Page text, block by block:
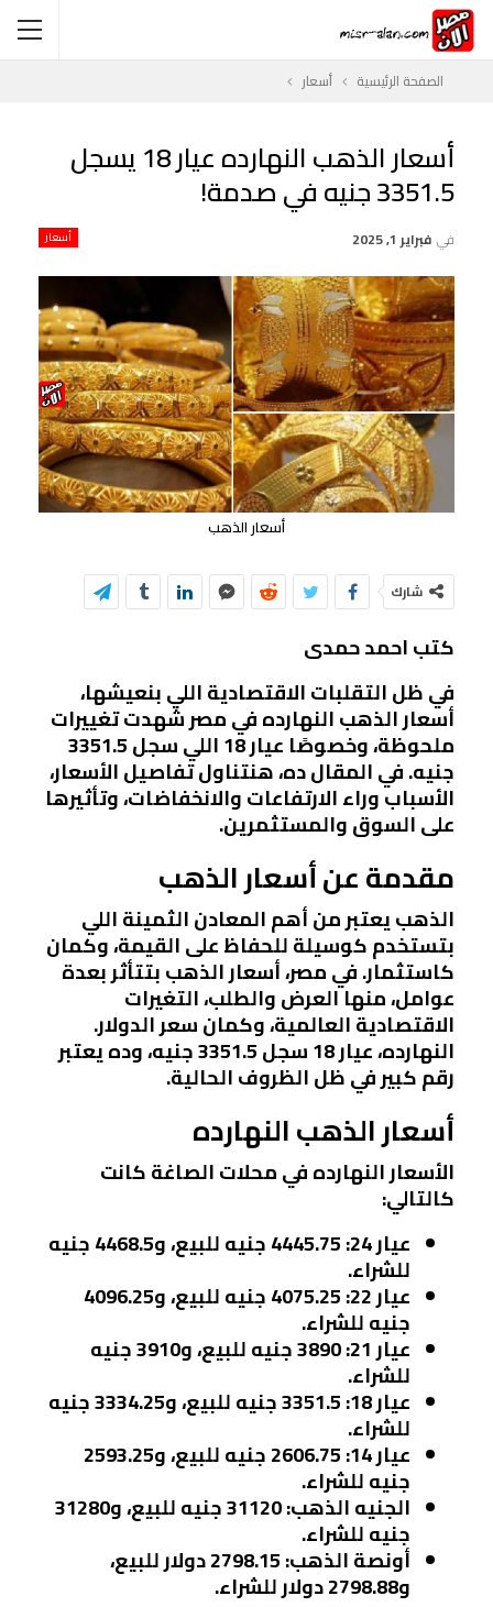
الصفحة الرئيسية أسعار
أسعار الذهب النهارده عيار 18 يسجل
3351.5 جنيه في صدمة!
أسعار في فبراير 1, 2025
أسعار الذهب
شارك
كتب احمد حمدى
في ظل التقلبات الاقتصادية اللي بنعيشها،
أسعار الذهب النهارده في مصر شهدت تغييرات
ملحوظة، وخصوصًا عيار 18 اللي سجل 3351.5
جنيه. في المقال ده، هنتناول تفاصيل الأسعار،
الأسباب وراء الارتفاعات والانخفاضات، وتأثيرها
على السوق والمستثمرين.
مقدمة عن أسعار الذهب
الذهب يعتبر من أهم المعادن الثمينة اللي
بتستخدم كوسيلة للحفاظ على القيمة، وكمان
كاستثمار. في مصر، أسعار الذهب بتتأثر بعدة
عوامل، منها العرض والطلب، التغيرات
الاقتصادية العالمية، وكمان سعر الدولار.
النهارده، عيار 18 سجل 3351.5 جنيه، وده يعتبر
رقم كبير في ظل الظروف الحالية.
أسعار الذهب النهارده
الأسعار النهارده في محلات الصاغة كانت
كالتالي:
عيار 24
: 4445.75 جنيه للبيع، و4468.5 جنيه
للشراء.
عيار 22 : 4075.25 جنيه للبيع، و4096.25
جنيه للشراء.
عيار 21 : 3890 جنيه للبيع، و3910 جنيه
للشراء.
عيار 18 : 3351.5 جنيه للبيع، و3334.25 جنيه
للشراء.
عيار 14 : 2606.75 جنيه للبيع، و2593.25
جنيه للشراء.
الجنيه الذهب : 31120 جنيه للبيع، و31280
جنيه للشراء.
أونصة الذهب : 2798.15 دولار للبيع،
و2798.88 دولار للشراء.